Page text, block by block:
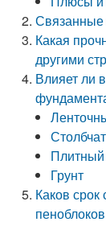
Связанные
Какая
другими
Влияет ли
Плитный
Грунт
Каков
пеноблоков